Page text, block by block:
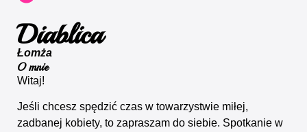
Diablica
Łomża
O mnie
Witaj!
Jeśli chcesz spędzić czas w towarzystwie miłej,
zadbanej kobiety, to zapraszam do siebie. Spotkanie w